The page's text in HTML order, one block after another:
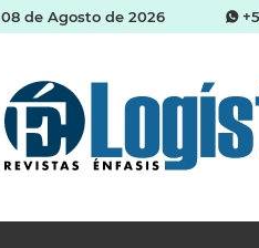
08 de Agosto de 2026